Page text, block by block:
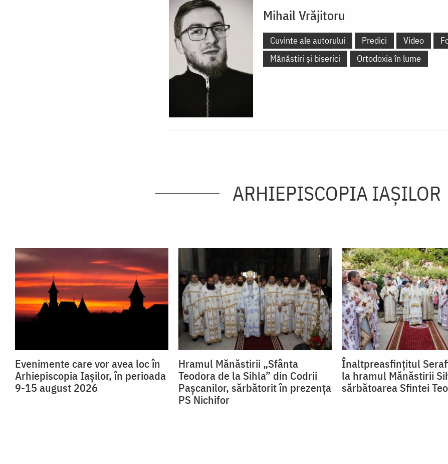
Mihail Vrăjitoru
Cuvinte ale autorului Predici Video
Mănăstiri și biserici
Ortodoxia în lume
ARHIEPISCOPIA IAŞILOR
Evenimente care vor avea loc în
Arhiepiscopia Iaşilor, în perioada
9-15 august 2026
Hramul Mănăstirii „Sfânta
Teodora de la Sihla” din Codrii
Pașcanilor, sărbătorit în prezența
PS Nichifor
Înaltpreasfințitul
la hramul Mănăstirii
sărbătoarea Sfintei